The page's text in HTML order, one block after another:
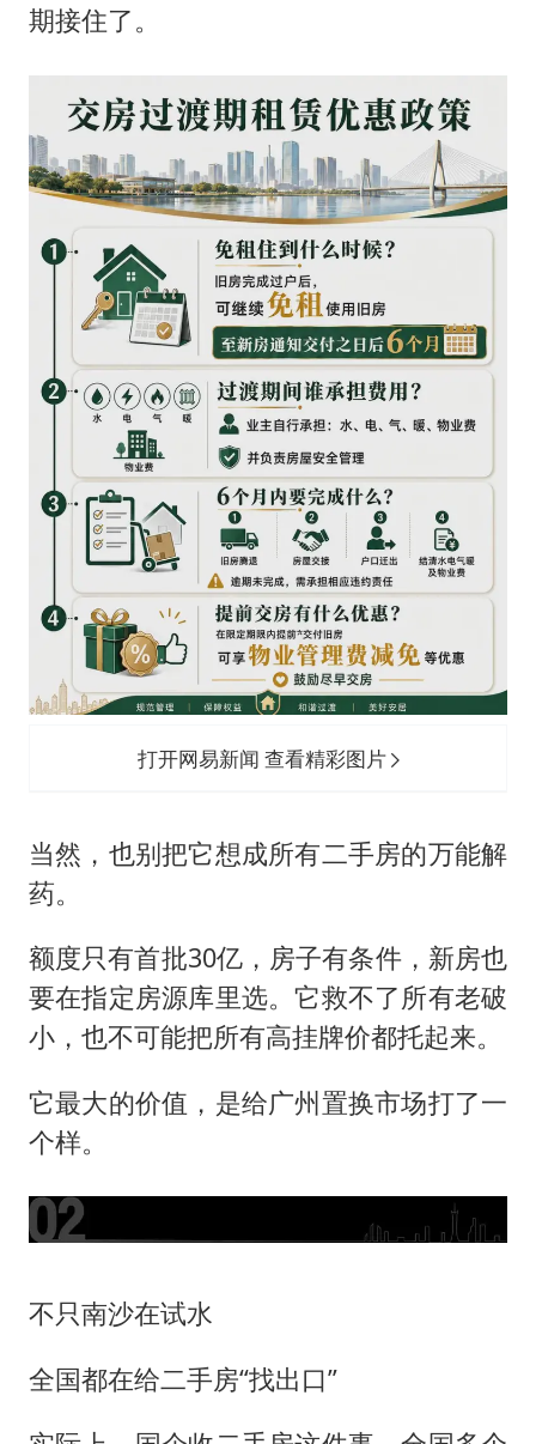
期接住了。
打开网易新闻 查看精彩图片
当然，也别把它想成所有二手房的万能解
药。
额度只有首批30亿，房子有条件，新房也
要在指定房源库里选。它救不了所有老破
小，也不可能把所有高挂牌价都托起来。
它最大的价值，是给广州置换市场打了一
个样。
不只南沙在试水
全国都在给二手房“找出口”